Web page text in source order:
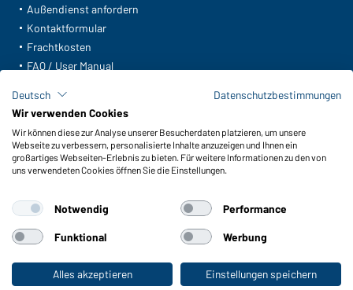
Zum Privatkunden-Shop
Außendienst anfordern
Kontaktformular
Frachtkosten
FAQ / User Manual
Meldeportal nach Hinweisgeberschutz
Funktionen & Pflege
Produkteigenschaften
Pflegehinweise
Farben
WORKWEAR COLLECTION
Die ideale Wahl für Professionals: Kollektionen
Deutsch
Datenschutzbestimmungen
Wir verwenden Cookies
Wir können diese zur Analyse unserer Besucherdaten platzieren, um unsere
Webseite zu verbessern, personalisierte Inhalte anzuzeigen und Ihnen ein
großartiges Webseiten-Erlebnis zu bieten. Für weitere Informationen zu den von
uns verwendeten Cookies öffnen Sie die Einstellungen.
Notwendig Performance
Funktional Werbung
Alles akzeptieren Einstellungen speichern